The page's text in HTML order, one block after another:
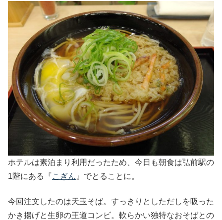
ホテルは素泊まり利用だったため、今日も朝食は弘前駅の
1階にある『こぎん』でとることに。
今回注文したのは天玉そば。すっきりとしただしを吸った
かき揚げと生卵の王道コンビ。軟らかい独特なおそばとの